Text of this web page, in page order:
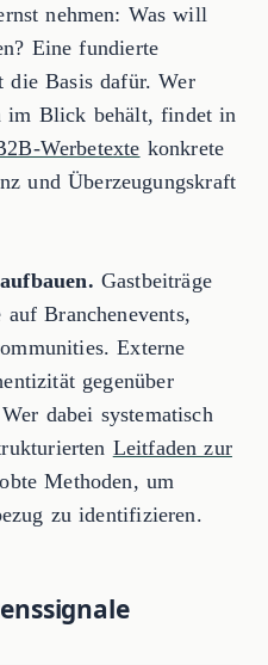
nehmen: Was will
Eine fundierte
die Basis dafür. Wer
im Blick behält, findet in
Werbetexte konkrete
und Überzeugungskraft
Gastbeiträge
Branchenevents,
Externe
gegenüber
dabei systematisch
Leitfaden zur
Methoden, um
zu identifizieren.